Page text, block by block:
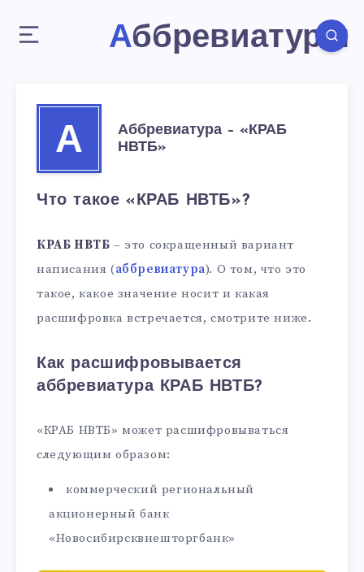
Аббревиатуры
А
Аббревиатура – «КРАБ
НВТБ»
Что такое «КРАБ НВТБ»?
КРАБ НВТБ – это сокращенный вариант
написания (аббревиатура). О том, что это
такое, какое значение носит и какая
расшифровка встречается, смотрите ниже.
Как расшифровывается
аббревиатура КРАБ НВТБ?
«КРАБ НВТБ» может расшифровываться
следующим образом:
коммерческий региональный
акционерный банк
«Новосибирсквнешторгбанк»